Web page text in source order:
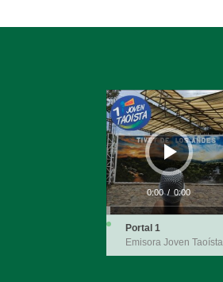
Reproductor
de
audio
0:00 / 0:00
Portal 1
Emisora Joven Taoísta